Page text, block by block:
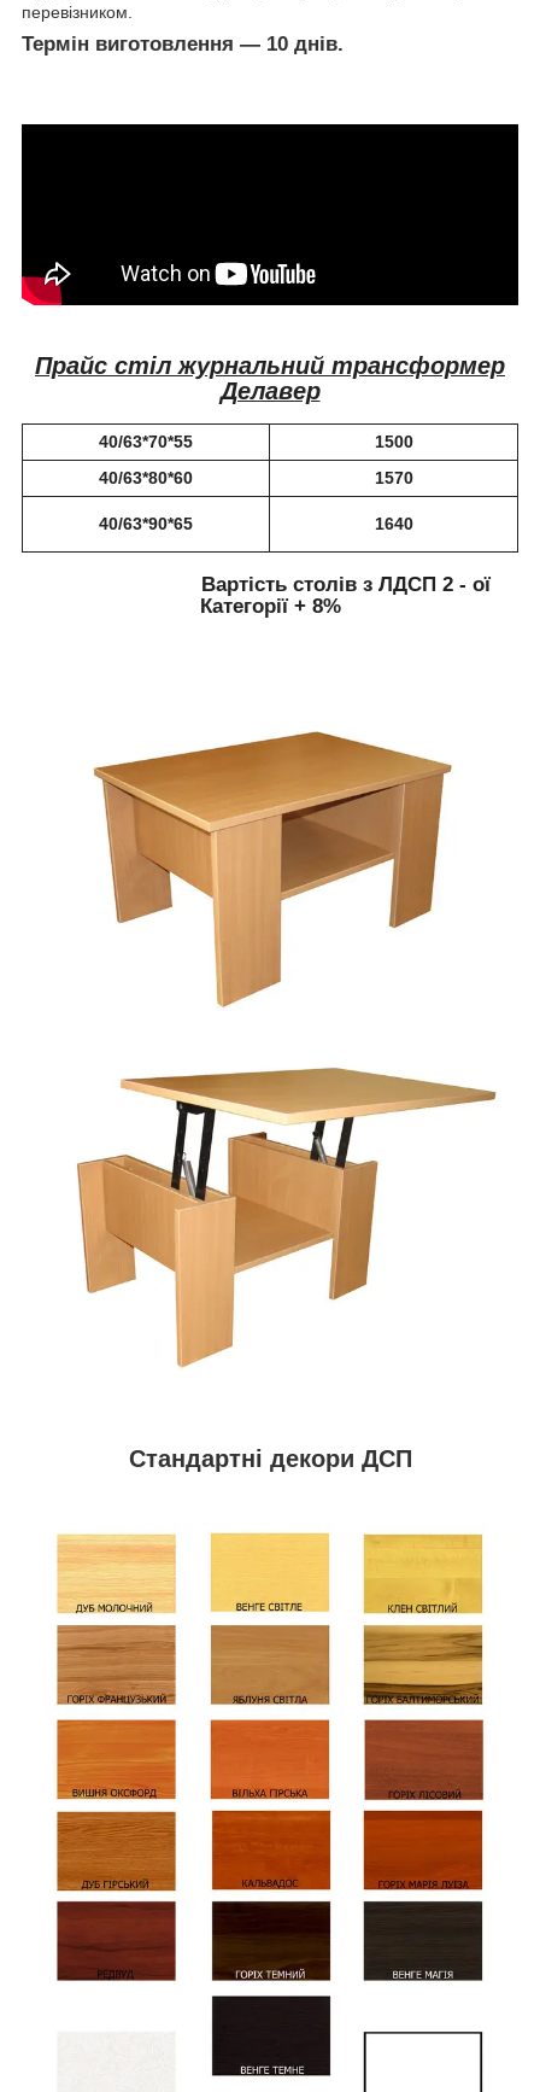
перевізником.
Термін виготовлення ― 10 днів.
Прайс стіл журнальний трансформер
Делавер
40/63*70*55
1500
40/63*80*60
1570
40/63*90*65 1640
Вартість столів з ЛДСП 2 - ої
Категорії + 8%
Стандартні декори ДСП